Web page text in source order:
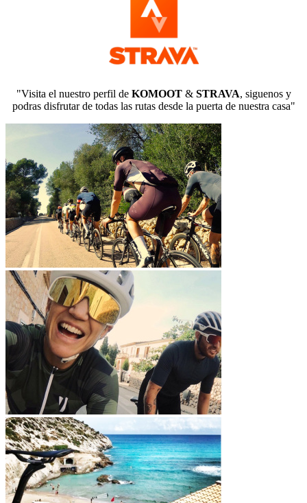
"Visita el nuestro perfil de KOMOOT &STRAVA, siguenos y
podras disfrutar de todas las rutas desde la puerta de nuestra casa"